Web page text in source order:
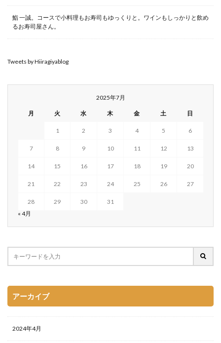
鮨 一誠。コースで小料理もお寿司もゆっくりと。ワインもしっかりと飲め
るお寿司屋さん。
Tweets by Hiiragiyablog
2025年7月
月 火 水 木 金 土 日
1 2 3 4 5 6
7 8 9 10 11 12 13
14 15 16 17 18 19 20
21 22 23 24 25 26 27
28 29 30
31
« 4月
アーカイブ
2024年4月